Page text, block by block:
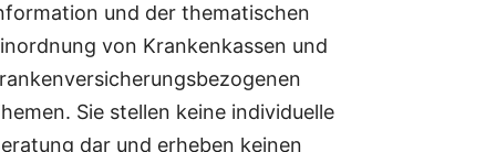
und der thematischen
von Krankenkassen und
Sie stellen keine individuelle
dar und erheben keinen